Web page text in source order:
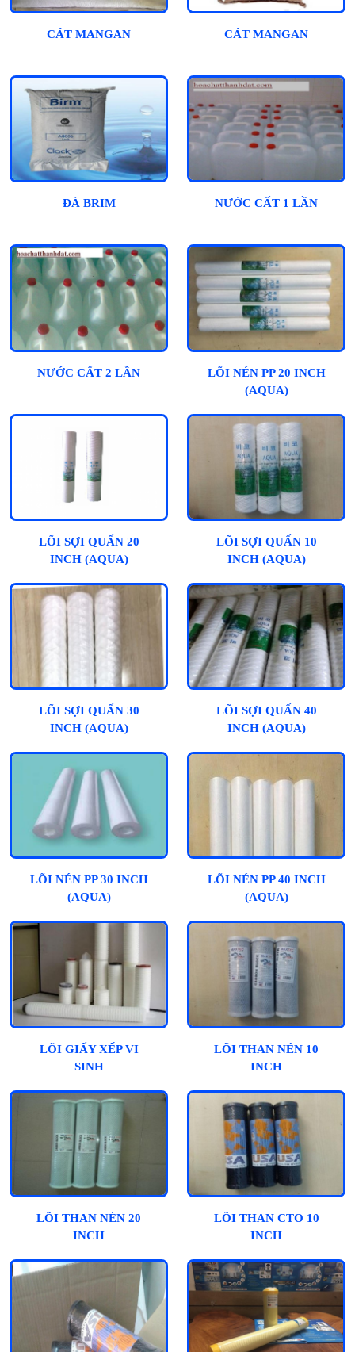
CÁT MANGAN CÁT MANGAN
ĐÁ BRIM NƯỚC CẤT 1 LẦN
NƯỚC CẤT 2 LẦN
LÕI NÉN PP 20 INCH
(AQUA)
LÕI SỢI QUẤN 20
INCH (AQUA)
LÕI SỢI QUẤN 10
INCH (AQUA)
LÕI SỢI QUẤN 30
INCH (AQUA)
LÕI SỢI QUẤN 40
INCH (AQUA)
LÕI NÉN PP 30 INCH
(AQUA)
LÕI NÉN PP 40 INCH
(AQUA)
LÕI GIẤY XẾP VI
SINH
LÕI THAN NÉN 10
INCH
LÕI THAN NÉN 20
INCH
LÕI THAN CTO 10
INCH